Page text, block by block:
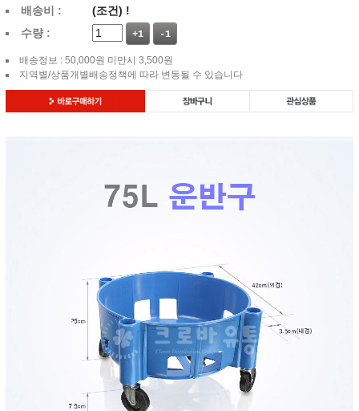
배송비 : (조건) !
수량 :
+1 -1
배송정보 : 50,000원 미만시 3,500원
지역별/상품개별배송정책에 따라 변동될 수 있습니다